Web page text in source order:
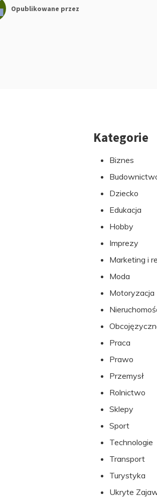
Opublikowane przez
PrzejdźKategorie
Biznes
Dziecko
Edukacja
Hobby
Imprezy
Marketing i
Moda
Motoryzacja
Praca
Prawo
Przemysł
Rolnictwo
Sklepy
Sport
Technologie
Transport
Turystyka
Ukryte